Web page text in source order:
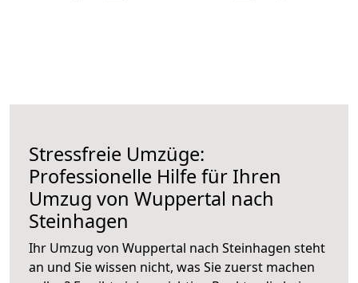
Stressfreie Umzüge:
Professionelle Hilfe für Ihren
Umzug von Wuppertal nach
Steinhagen
Ihr Umzug von Wuppertal nach Steinhagen steht
an und Sie wissen nicht, was Sie zuerst machen